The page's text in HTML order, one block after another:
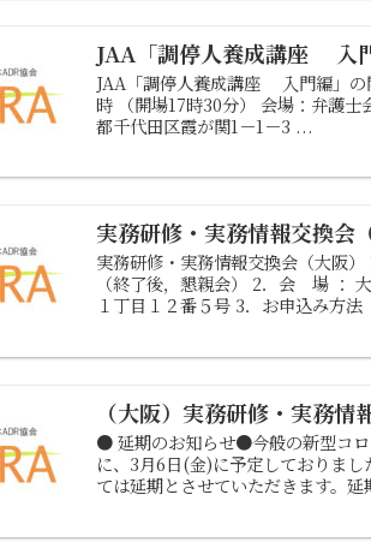
JAA「調停人養成講座 入
JAA「調停人養成講座 入門編」の
時 （開場17時30分） 会場：弁護
都千代田区霞が関1－1－3 ...
実務研修・実務情報交換会
実務研修・実務情報交換会（大
（終了後，懇親会） 2．会 場 ：
１丁目１２番５号 3．お申込み方
（大阪）実務研修・実務情
● 延期のお知らせ●今般の新型コ
に、3月6日(金)に予定しておりま
ては延期とさせていただきます。